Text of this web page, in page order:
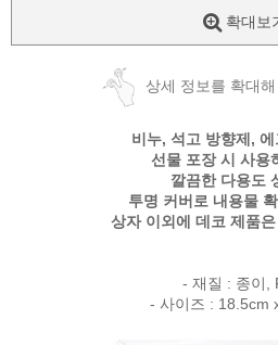
확대보
상세 정보를 확대
비누, 석고 방향제,
선물 포장 시 사용
깔끔한 다용도
투명 커버로 내용물
상자 이외에 데코 제품
- 재질 : 종이,
- 사이즈 : 18.5cm